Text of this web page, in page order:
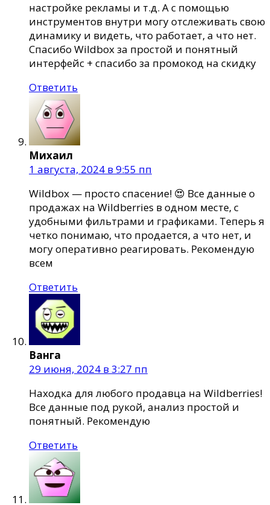
настройке рекламы и т.д. А с помощью
инструментов внутри могу отслеживать свою
динамику и видеть, что работает, а что нет.
Спасибо Wildbox за простой и понятный
интерфейс + спасибо за промокод на скидку
Ответить
Михаил
1 августа, 2024 в 9:55 пп
Wildbox — просто спасение! 😍 Все данные о
продажах на Wildberries в одном месте, с
удобными фильтрами и графиками. Теперь я
четко понимаю, что продается, а что нет, и
могу оперативно реагировать. Рекомендую
всем
Ответить
Ванга
29 июня, 2024 в 3:27 пп
Находка для любого продавца на Wildberries!
Все данные под рукой, анализ простой и
понятный. Рекомендую
Ответить